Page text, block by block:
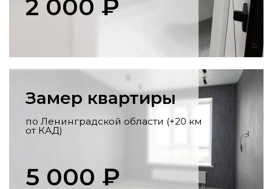
профессиональный перенос стояков,
розеток, выводов под сантехнику по